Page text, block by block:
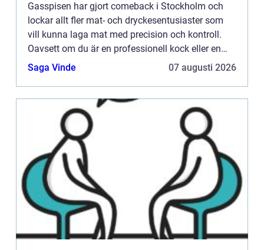
Gasspisen har gjort comeback i Stockholm och
lockar allt fler mat- och dryckesentusiaster som
vill kunna laga mat med precision och kontroll.
Oavsett om du är en professionell kock eller en
passionerad hemmakock, finns det många förde...
Saga Vinde 07 augusti 2026